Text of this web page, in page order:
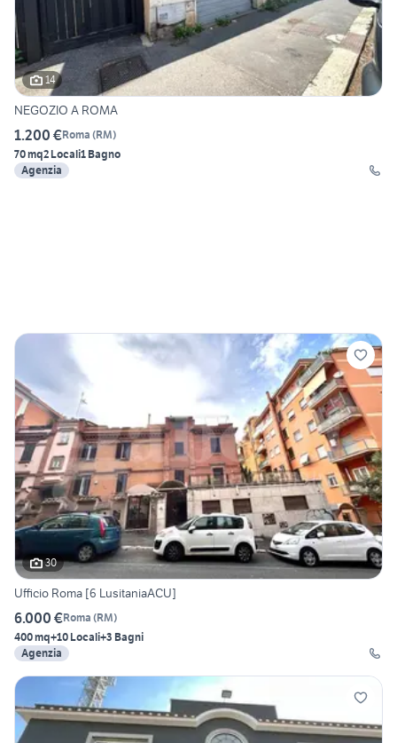
14
NEGOZIO A ROMA
1.200 €Roma (RM)
70 mq2 Locali1 Bagno
Agenzia
30
Ufficio Roma [6 LusitaniaACU]
6.000 €Roma (RM)
400 mq+10 Locali+3 Bagni
Agenzia